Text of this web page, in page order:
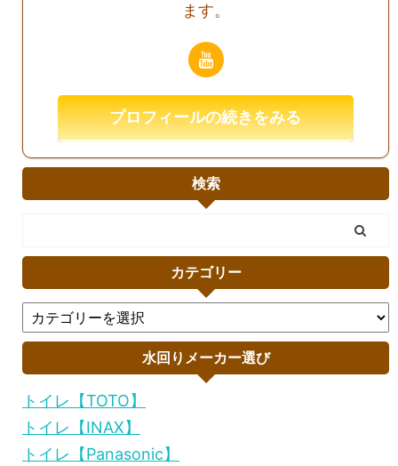
ます。
プロフィールの続きをみる
検索
カテゴリー
水回りメーカー選び
トイレ【TOTO】
トイレ【INAX】
トイレ【Panasonic】